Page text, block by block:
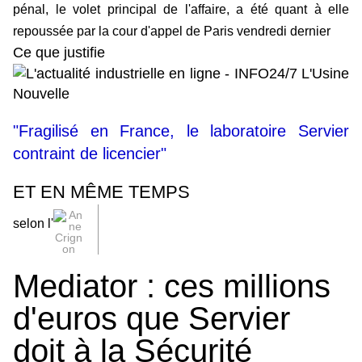
pénal, le volet principal de l'affaire, a été quant à elle
repoussée par la cour d'appel de Paris vendredi dernier
Ce que justifie
"Fragilisé en France, le laboratoire Servier
contraint de licencier"
ET EN MÊME TEMPS
selon l'
Mediator : ces millions
d'euros que Servier
doit à la Sécurité